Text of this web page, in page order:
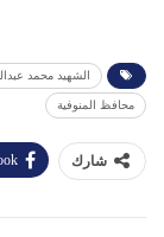
الشهيد محمد
محافظ المنوفية
شارك